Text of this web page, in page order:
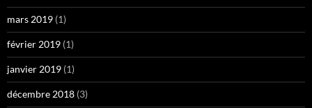
mars 2019 (1)
février 2019 (1)
janvier 2019 (1)
décembre 2018 (3)